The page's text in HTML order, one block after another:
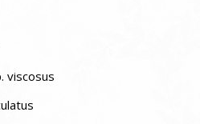
viscosus